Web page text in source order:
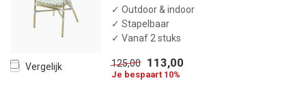
Vergelijk
✓ Outdoor & indoor
✓ Stapelbaar
✓ Vanaf 2 stuks
125,00 113,00
Je bespaart 10%